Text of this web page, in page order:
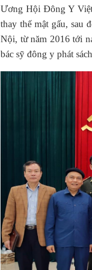
Ương Hội Đông Y
thay thế mật gấu, sau
Nội, từ năm 2016 tới
bác sỹ đông y phát